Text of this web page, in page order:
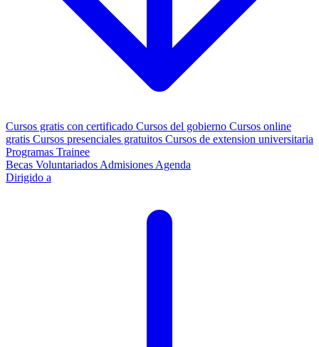
Cursos gratis con certificado Cursos del gobierno Cursos online
gratis Cursos presenciales gratuitos Cursos de extension universitaria
Programas Trainee
Becas Voluntariados Admisiones Agenda
Dirigido a